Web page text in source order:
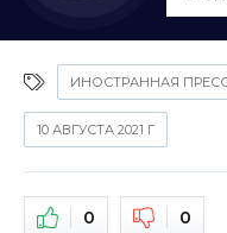
ИНОСТРАННАЯ
10 АВГУСТА 2021 Г
0 0